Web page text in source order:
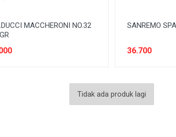
MACCHERONI NO.32
SANREMO
36.700
Tidak ada produk lagi